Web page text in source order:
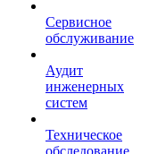
Сервисное
обслуживание
Аудит
инженерных
систем
Техническое
обследование